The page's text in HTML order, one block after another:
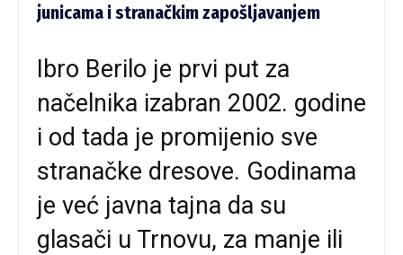
junicama i stranačkim zapošljavanjem
Ibro Berilo je prvi put za
načelnika izabran 2002. godine
i od tada je promijenio sve
stranačke dresove. Godinama
je već javna tajna da su
glasači u Trnovu, za manje ili